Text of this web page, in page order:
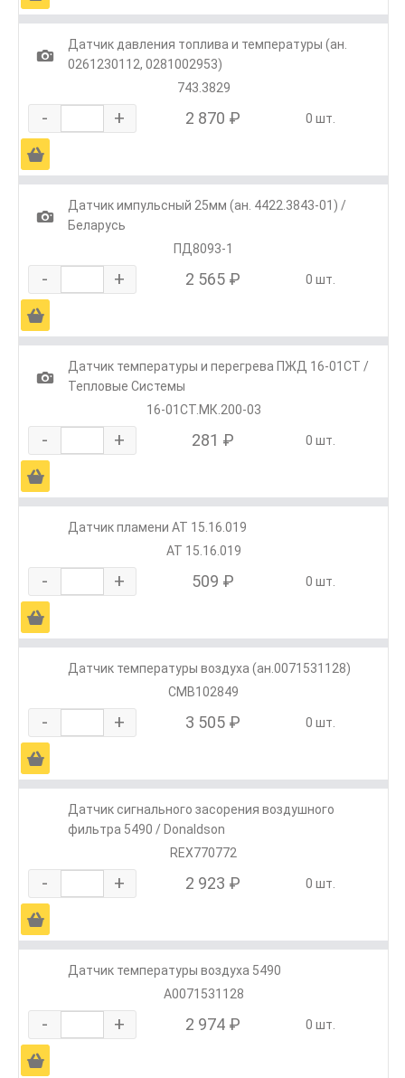
1
Датчик давления топлива и температуры (ан.
0261230112, 0281002953)
743.3829
- + 2 870 ₽ 0 шт.
Ä
1
Датчик импульсный 25мм (ан. 4422.3843-01) /
Беларусь
ПД8093-1
- + 2 565 ₽ 0 шт.
Ä
1
Датчик температуры и перегрева ПЖД 16-01СТ /
Тепловые Системы
16-01СТ.МК.200-03
- + 281 ₽ 0 шт.
Ä
Датчик пламени АТ 15.16.019
АТ 15.16.019
- + 509 ₽ 0 шт.
Ä
Датчик температуры воздуха (ан.0071531128)
CMB102849
- + 3 505 ₽ 0 шт.
Ä
Датчик сигнального засорения воздушного
фильтра 5490 / Donaldson
REX770772
- + 2 923 ₽ 0 шт.
Ä
Датчик температуры воздуха 5490
A0071531128
- + 2 974 ₽ 0 шт.
Ä